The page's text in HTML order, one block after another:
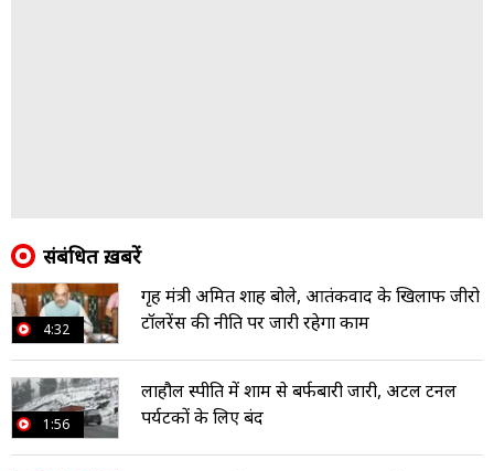
संबंध‍ित ख़बरें
4:32
गृह मंत्री अमित शाह बोले, आतंकवाद के खिलाफ जीरो
टॉलरेंस की नीति पर जारी रहेगा काम
1:56
लाहौल स्पीति में शाम से बर्फबारी जारी, अटल टनल
पर्यटकों के लिए बंद